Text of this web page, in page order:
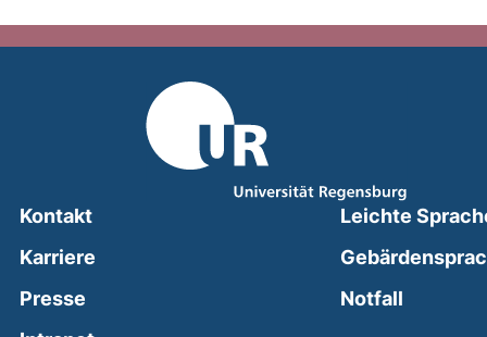
Kontakt
Karriere
Presse
Leichte
Notfall